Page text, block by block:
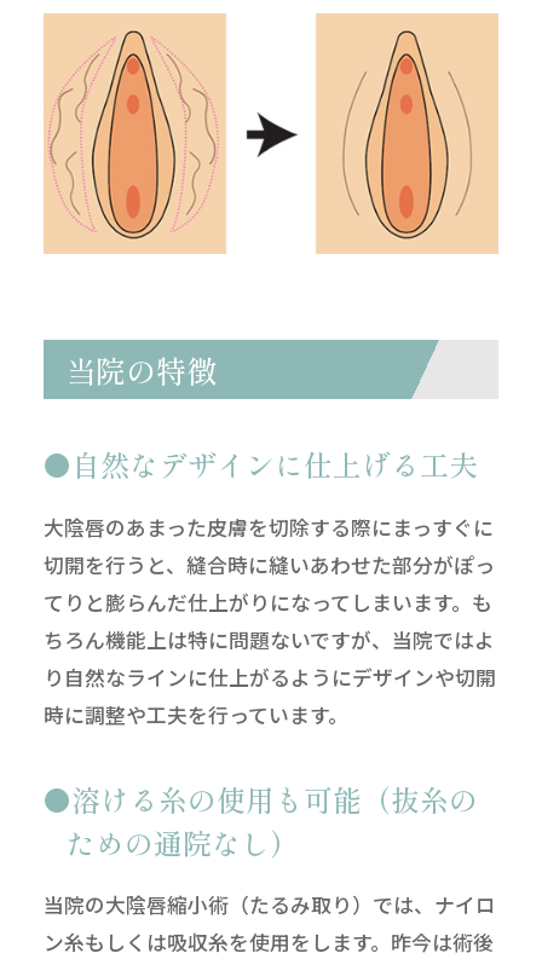
当院の特徴
自然なデザインに仕上げる工夫
大陰唇のあまった皮膚を切除する際にまっすぐに
切開を行うと、縫合時に縫いあわせた部分がぽっ
てりと膨らんだ仕上がりになってしまいます。も
ちろん機能上は特に問題ないですが、当院ではよ
り自然なラインに仕上がるようにデザインや切開
時に調整や工夫を行っています。
溶ける糸の使用も可能（抜糸の
ための通院なし）
当院の大陰唇縮小術（たるみ取り）では、ナイロ
ン糸もしくは吸収糸を使用をします。昨今は術後